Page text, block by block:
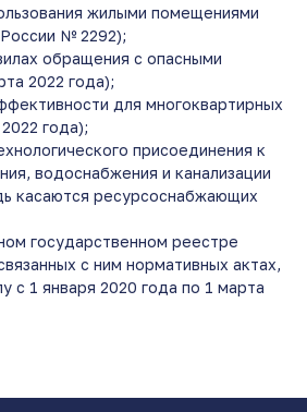
жилыми помещениями
№ 2292);
обращения с опасными
2022 года);
для многоквартирных
года);
присоединения к
водоснабжения и канализации
касаются ресурсоснабжающих
государственном реестре
с ним нормативных актах,
с 1 января 2020 года по 1 марта